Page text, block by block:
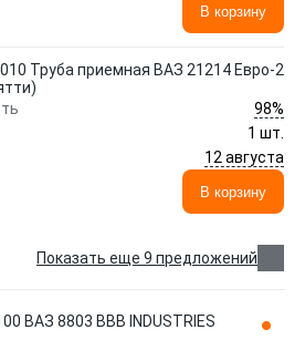
В корзину
Труба приемная ВАЗ 21214 Евро-2
98%
1 шт.
12 августа
В корзину
Показать еще 9 предложений
ВАЗ 8803 BBB INDUSTRIES